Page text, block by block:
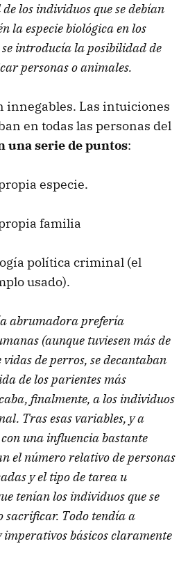
los individuos que se debían
la especie biológica en los
se introducía la posibilidad de
personas o animales.
innegables. Las intuiciones
en todas las personas del
una serie de puntos:
especie.
familia
política criminal (el
usado).
abrumadora prefería
(aunque tuviesen más de
vidas de perros, se decantaban
de los parientes más
finalmente, a los individuos
Tras esas variables, y a
una influencia bastante
el número relativo de personas
y el tipo de tarea u
tenían los individuos que se
sacrificar. Todo tendía a
básicos claramente